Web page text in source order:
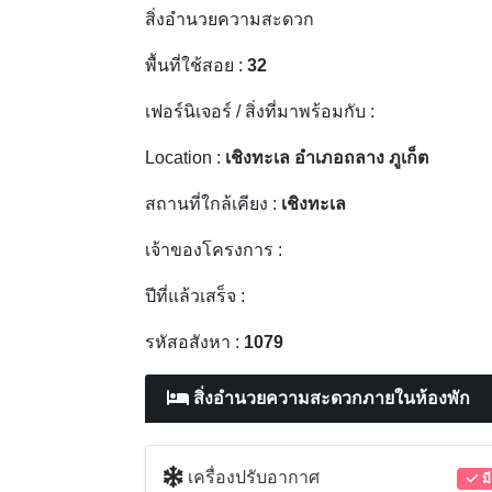
สิ่งอำนวยความสะดวก
พื้นที่ใช้สอย : 32
เฟอร์นิเจอร์ / สิ่งที่มาพร้อมกับ :
Location : เชิงทะเล อำเภอถลาง ภูเก็ต
สถานที่ใกล้เคียง : เชิงทะเล
เจ้าของโครงการ :
ปีที่แล้วเสร็จ :
รหัสอสังหา : 1079
สิ่งอำนวยความสะดวกภายในห้องพัก
เครื่องปรับอากาศ มี